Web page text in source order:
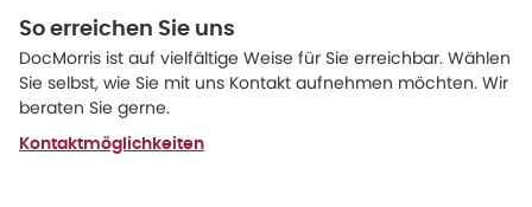
So erreichen Sie uns
DocMorris ist auf vielfältige Weise für Sie erreichbar. Wählen
Sie selbst, wie Sie mit uns Kontakt aufnehmen möchten. Wir
beraten Sie gerne.
Kontaktmöglichkeiten